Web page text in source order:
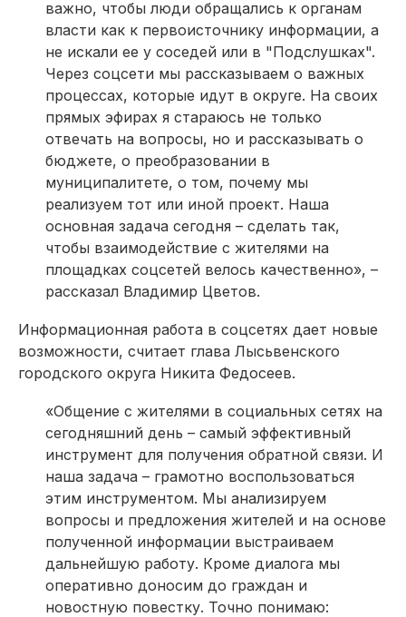
важно, чтобы люди обращались к органам
власти как к первоисточнику информации, а
не искали ее у соседей или в "Подслушках".
Через соцсети мы рассказываем о важных
процессах, которые идут в округе. На своих
прямых эфирах я стараюсь не только
отвечать на вопросы, но и рассказывать о
бюджете, о преобразовании в
муниципалитете, о том, почему мы
реализуем тот или иной проект. Наша
основная задача сегодня – сделать так,
чтобы взаимодействие с жителями на
площадках соцсетей велось качественно», –
рассказал Владимир Цветов.
Информационная работа в соцсетях дает новые
возможности, считает глава Лысьвенского
городского округа Никита Федосеев.
«Общение с жителями в социальных сетях на
сегодняшний день – самый эффективный
инструмент для получения обратной связи. И
наша задача – грамотно воспользоваться
этим инструментом. Мы анализируем
вопросы и предложения жителей и на основе
полученной информации выстраиваем
дальнейшую работу. Кроме диалога мы
оперативно доносим до граждан и
новостную повестку. Точно понимаю: